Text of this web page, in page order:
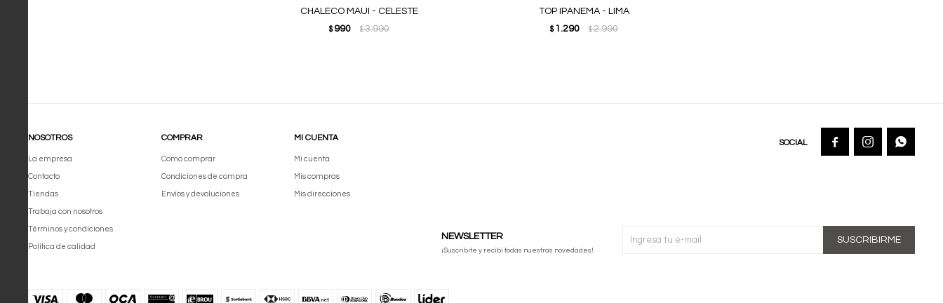
CHALECO MAUI - CELESTE
$ 990 $3.990
TOP IPANEMA - LIMA
$ 1.290 $2.990
NOSOTROS
La empresa
Contacto
Tiendas
Trabaja con nosotros
Términos y condiciones
Política de calidad
COMPRAR
Como comprar
Condiciones de compra
Envíos y devoluciones
MI CUENTA
Mi cuenta
Mis compras
Mis direcciones
NEWSLETTER
¡Suscribite y recibí todas nuestras novedades!
SUSCRIBIRME
  